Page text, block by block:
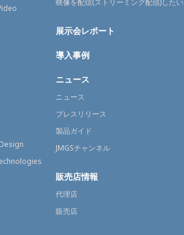
映像を配信(ストリーミング配信)したい
展示会レポート
導入事例
ニュース
ニュース
プレスリリース
製品ガイド
JMGSチャンネル
販売店情報
代理店
販売店